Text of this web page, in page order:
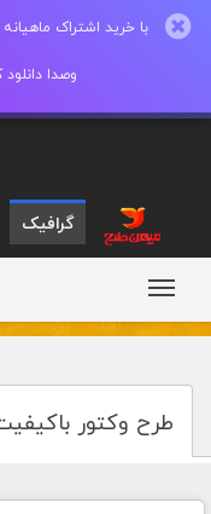
وصدا دانلود
گرافیک
طرح وکتور